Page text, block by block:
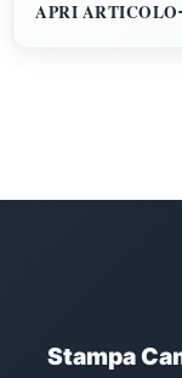
Dipartimenti di
APRI ARTICOLO
Stampa